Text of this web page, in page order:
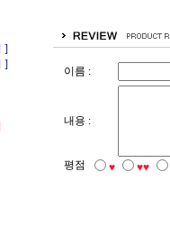
]
]
이름 :
내용 :
평점 ♥ ♥♥